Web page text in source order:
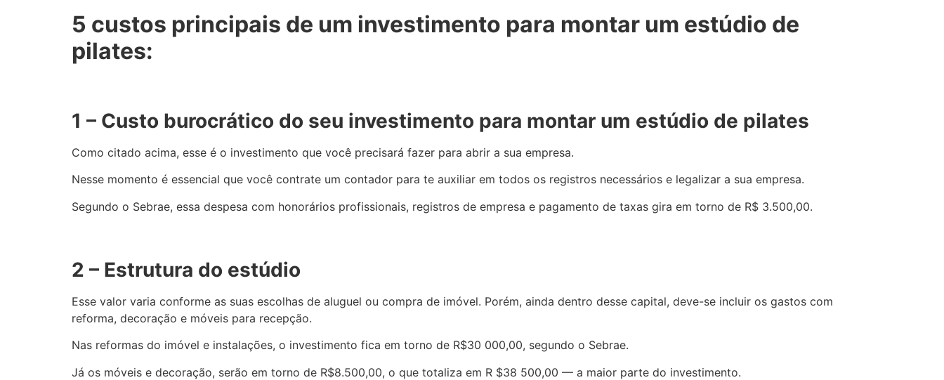
5 custos principais de um investimento para montar um estúdio de
pilates:
1 – Custo burocrático do seu investimento para montar um estúdio de pilates
Como citado acima, esse é o investimento que você precisará fazer para abrir a sua empresa.
Nesse momento é essencial que você contrate um contador para te auxiliar em todos os registros necessários e legalizar a sua empresa.
Segundo o Sebrae, essa despesa com honorários profissionais, registros de empresa e pagamento de taxas gira em torno de R$ 3.500,00.
2 – Estrutura do estúdio
Esse valor varia conforme as suas escolhas de aluguel ou compra de imóvel. Porém, ainda dentro desse capital, deve-se incluir os gastos com
reforma, decoração e móveis para recepção.
Nas reformas do imóvel e instalações, o investimento fica em torno de R$30 000,00, segundo o Sebrae.
Já os móveis e decoração, serão em torno de R$8.500,00, o que totaliza em R $38 500,00 — a maior parte do investimento.